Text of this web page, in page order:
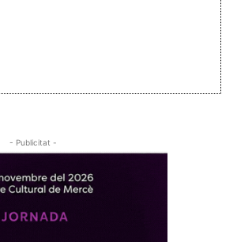
- Publicitat -